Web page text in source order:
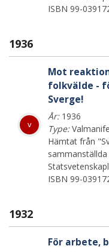
ISBN 99-
1936
v
Mot
folkvälde -
Sverge!
År:1936
Type:
Hämtat från
ISBN 99-
1932
För arbete,